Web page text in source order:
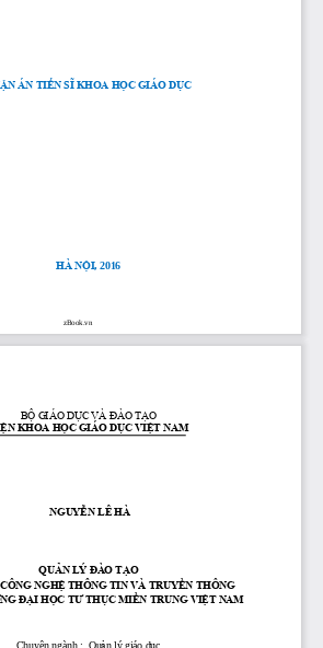
ÁN TIẾN SĨ KHOA HỌC GIÁO DỤC
HÀ NỘI, 2016
zBook.vn
BỘ GIÁO DỤC VÀ ĐÀO TẠO
KHOA HỌC GIÁO DỤC VIỆT NAM
NGUYỄN LÊ HÀ
QUẢN LÝ ĐÀO TẠO
NGHỆ THÔNG TIN VÀ TRUYỀN THÔNG
ĐẠI HỌC TƯ THỤC MIỀN TRUNG VIỆT NAM
Chuyên ngành : Quản lý giáo dục